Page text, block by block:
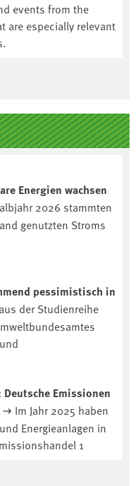
events from the
are especially relevant
Energien wachsen
2026 stammten
genutzten Stroms
pessimistisch in
der Studienreihe
Emissionen
Im Jahr 2025 haben
Energieanlagen in
1